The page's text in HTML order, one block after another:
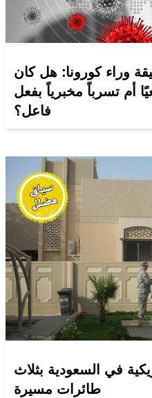
وراء كورونا: هل كان
طبيعيًا أم تسرباً مخبرياً بفعل
فاعل؟
في السعودية بثلاث
طائرات مسيرة